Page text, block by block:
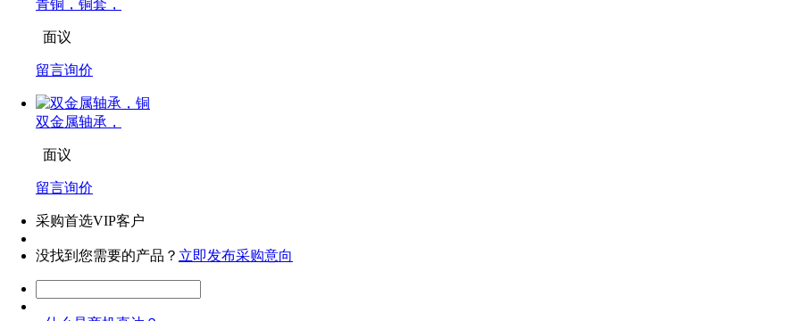
青铜，铜套，
面议
留言询价
双金属轴承，
面议
留言询价
采购首选VIP客户
没找到您需要的产品？ 立即发布采购意向